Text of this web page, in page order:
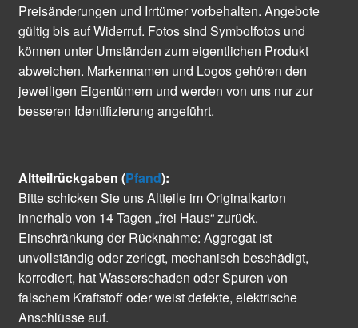
Preisänderungen und Irrtümer vorbehalten. Angebote
gültig bis auf Widerruf. Fotos sind Symbolfotos und
können unter Umständen zum eigentlichen Produkt
abweichen. Markennamen und Logos gehören den
jeweiligen Eigentümern und werden von uns nur zur
besseren Identifizierung angeführt.
Altteilrückgaben (Pfand):
Bitte schicken Sie uns Altteile im Originalkarton
innerhalb von 14 Tagen „frei Haus“ zurück.
Einschränkung der Rücknahme: Aggregat ist
unvollständig oder zerlegt, mechanisch beschädigt,
korrodiert, hat Wasserschaden oder Spuren von
falschem Kraftstoff oder weist defekte, elektrische
Anschlüsse auf.